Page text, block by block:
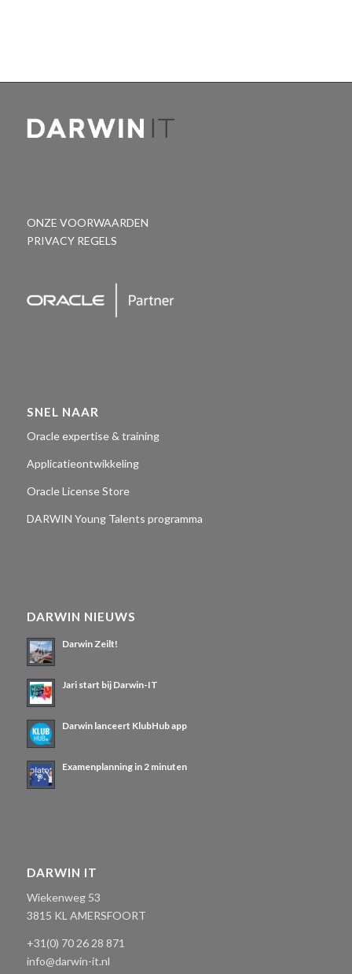
ONZE VOORWAARDEN
PRIVACY REGELS
SNEL NAAR
Oracle expertise & training
Applicatieontwikkeling
Oracle License Store
DARWIN Young Talents programma
DARWIN NIEUWS
Darwin Zeilt!
Jari start bij Darwin-IT
Darwin lanceert KlubHub app
Examenplanning in 2 minuten
DARWIN IT
Wiekenweg 53
3815 KL AMERSFOORT
+31(0) 70 26 28 871
info@darwin-it.nl